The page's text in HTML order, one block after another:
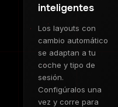
inteligentes
Los layouts con
cambio automático
se adaptan a tu
coche y tipo de
sesión.
Configúralos una
vez y corre para